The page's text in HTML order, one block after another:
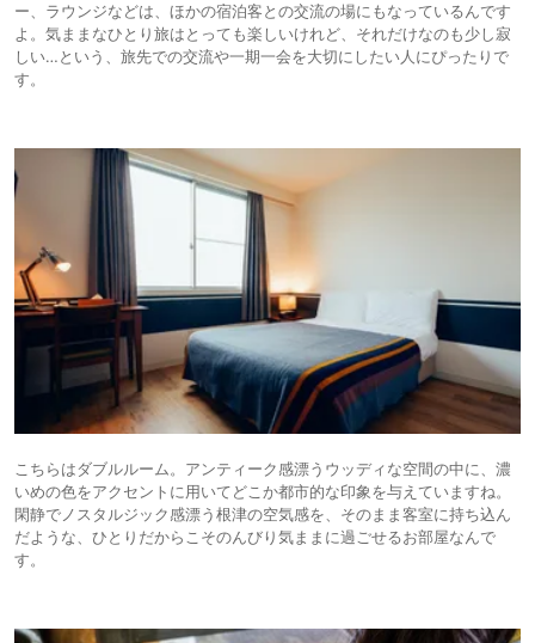
ー、ラウンジなどは、ほかの宿泊客との交流の場にもなっているんです
よ。気ままなひとり旅はとっても楽しいけれど、それだけなのも少し寂
しい…という、旅先での交流や一期一会を大切にしたい人にぴったりで
す。
こちらはダブルルーム。アンティーク感漂うウッディな空間の中に、濃
いめの色をアクセントに用いてどこか都市的な印象を与えていますね。
閑静でノスタルジック感漂う根津の空気感を、そのまま客室に持ち込ん
だような、ひとりだからこそのんびり気ままに過ごせるお部屋なんで
す。